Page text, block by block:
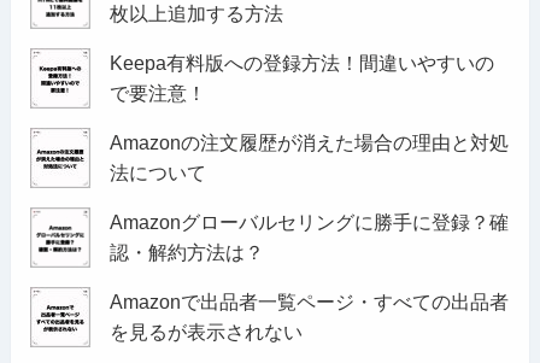
枚以上追加する方法
Keepa有料版への登録方法！間違いやすいの
で要注意！
Amazonの注文履歴が消えた場合の理由と対処
法について
Amazonグローバルセリングに勝手に登録？確
認・解約方法は？
Amazonで出品者一覧ページ・すべての出品者
を見るが表示されない